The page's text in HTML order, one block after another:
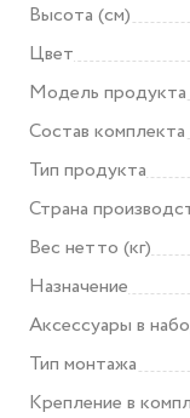
Высота (см)
Цвет
Модель продукта
Состав комплекта
Тип продукта
Страна
Вес нетто (кг)
Назначение
Аксессуары в
Тип монтажа
Крепление в